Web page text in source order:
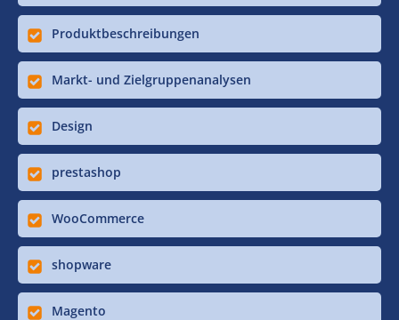
Produktbeschreibungen
Markt- und Zielgruppenanalysen
Design
prestashop
WooCommerce
shopware
Magento